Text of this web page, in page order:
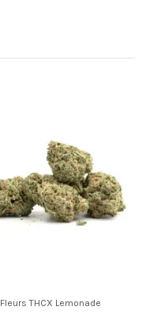
Fleurs THCX Lemonade